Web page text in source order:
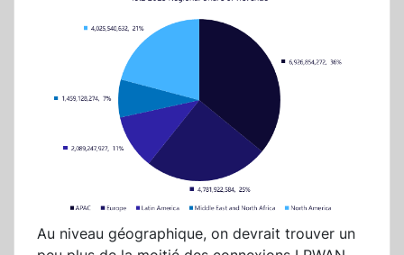
Au niveau géographique, on devrait trouver un